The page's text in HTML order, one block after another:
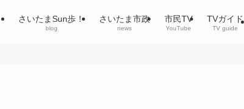
さいたまSun歩！
blog
さいたま市政
news
市民TV
YouTube
TVガイド
TV guide